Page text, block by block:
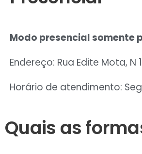
Modo presencial somente
Endereço: Rua Edite Mota,
Horário de atendimento:
Quais as